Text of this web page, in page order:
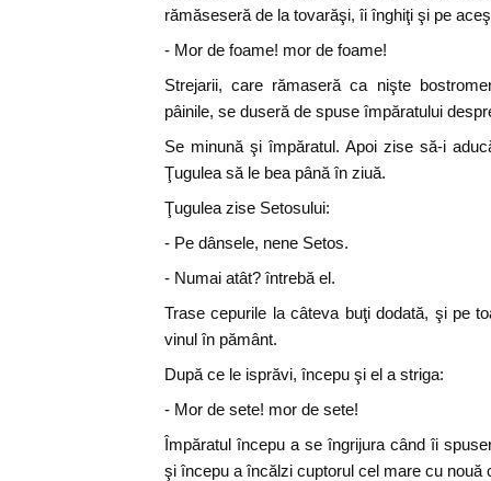
rămăseseră de la tovarăşi, îi înghiţi şi pe
- Mor de foame! mor de foame!
Strejarii, care rămaseră ca nişte
pâinile, se duseră de spuse împăratului
Se minună şi împăratul. Apoi zise să-i
Ţugulea să le bea până în ziuă.
Ţugulea zise Setosului:
- Pe dânsele, nene Setos.
- Numai atât? întrebă el.
Trase cepurile la câteva buţi dodată, şi pe
vinul în pământ.
După ce le isprăvi, începu şi el a striga:
- Mor de sete! mor de sete!
Împăratul începu a se îngrijura când îi
şi începu a încălzi cuptorul cel mare cu nouă